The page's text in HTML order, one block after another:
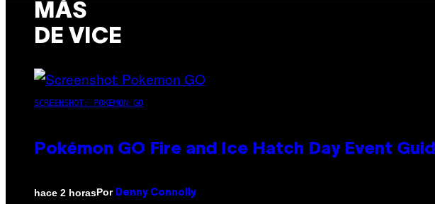
MÁS
DE VICE
SCREENSHOT: POKEMON GO
Pokémon GO Fire and Ice Hatch Day Event
hace 2 horasPor Denny Connolly